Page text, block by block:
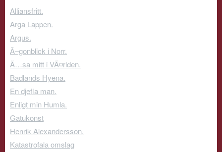
Alliansfritt.
Arga Lappen.
Argus.
Ã–gonblick i Norr.
Ã…sa mitt i VÃ¤rlden.
Badlands Hyena.
En djefla man.
Enligt min Humla.
Gatukonst
Henrik Alexandersson.
Katastrofala omslag